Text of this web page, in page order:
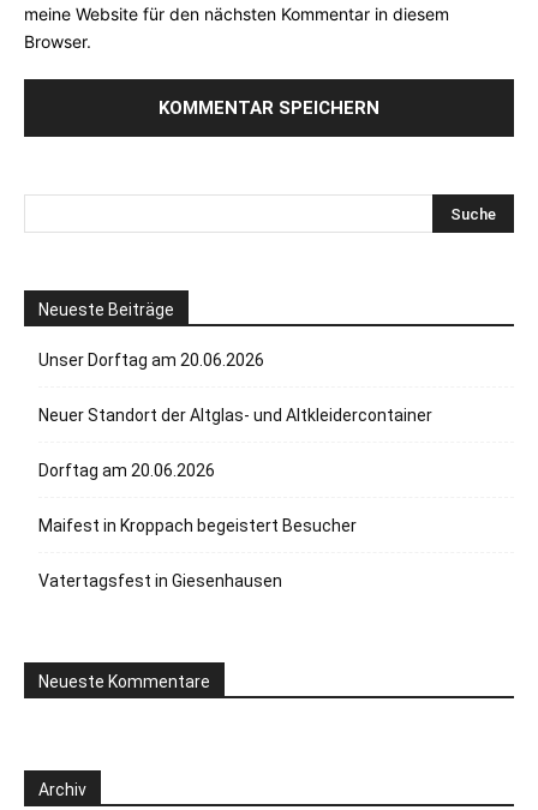
meine Website für den nächsten Kommentar in diesem
Browser.
Neueste Beiträge
Unser Dorftag am 20.06.2026
Neuer Standort der Altglas- und Altkleidercontainer
Dorftag am 20.06.2026
Maifest in Kroppach begeistert Besucher
Vatertagsfest in Giesenhausen
Neueste Kommentare
Archiv